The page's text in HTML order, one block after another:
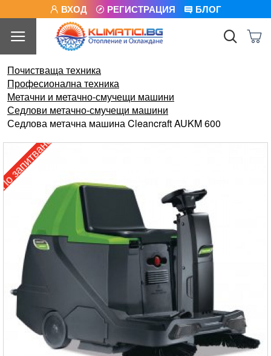
ВХОД РЕГИСТРАЦИЯ БЛОГ
Почистваща техника
Професионална техника
Метачни и метачно-смучещи машини
Седлови метачно-смучещи машини
Седлова метачна машина Cleancraft AUKM 600